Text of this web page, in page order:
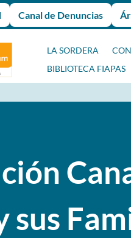
Canal de Denuncias
LA SORDERA
BIBLIOTECA FIAPAS
sus